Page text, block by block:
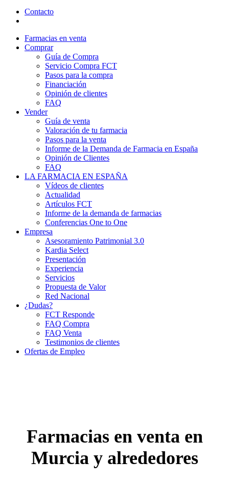
Contacto
Farmacias en venta
Comprar
Guía de Compra
Servicio Compra FCT
Pasos para la compra
Financiación
Opinión de clientes
FAQ
Vender
Guía de venta
Valoración de tu farmacia
Pasos para la venta
Informe de la Demanda de Farmacia en España
Opinión de Clientes
FAQ
LA FARMACIA EN ESPAÑA
Vídeos de clientes
Actualidad
Artículos FCT
Informe de la demanda de farmacias
Conferencias One to One
Empresa
Asesoramiento Patrimonial 3.0
Kardia Select
Presentación
Experiencia
Servicios
Propuesta de Valor
Red Nacional
¿Dudas?
FCT Responde
FAQ Compra
FAQ Venta
Testimonios de clientes
Ofertas de Empleo
Farmacias en venta en
Murcia y alrededores